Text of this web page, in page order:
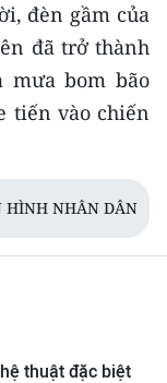
đèn gầm của
đã trở thành
mưa bom bão
tiến vào chiến
HÌNH NHÂN DÂN
thuật đặc biệt